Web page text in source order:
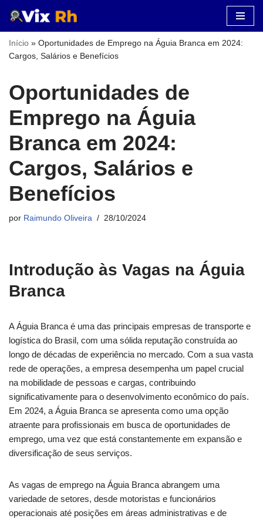
Pular
para
o
Início » Oportunidades de Emprego na Águia Branca em 2024:
Cargos, Salários e Benefícios
Oportunidades de
Emprego na Águia
Branca em 2024:
Cargos, Salários e
Benefícios
por Raimundo Oliveira 28/10/2024
Introdução às Vagas na Águia
Branca
A Águia Branca é uma das principais empresas de transporte e
logística do Brasil, com uma sólida reputação construída ao
longo de décadas de experiência no mercado. Com a sua vasta
rede de operações, a empresa desempenha um papel crucial
na mobilidade de pessoas e cargas, contribuindo
significativamente para o desenvolvimento econômico do país.
Em 2024, a Águia Branca se apresenta como uma opção
atraente para profissionais em busca de oportunidades de
emprego, uma vez que está constantemente em expansão e
diversificação de seus serviços.
As vagas de emprego na Águia Branca abrangem uma
variedade de setores, desde motoristas e funcionários
operacionais até posições em áreas administrativas e de